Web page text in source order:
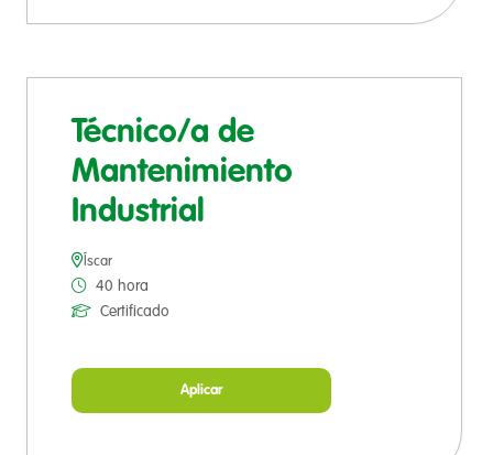
Técnico/a de
Mantenimiento
Industrial
Íscar
40 hora
Certificado
Aplicar